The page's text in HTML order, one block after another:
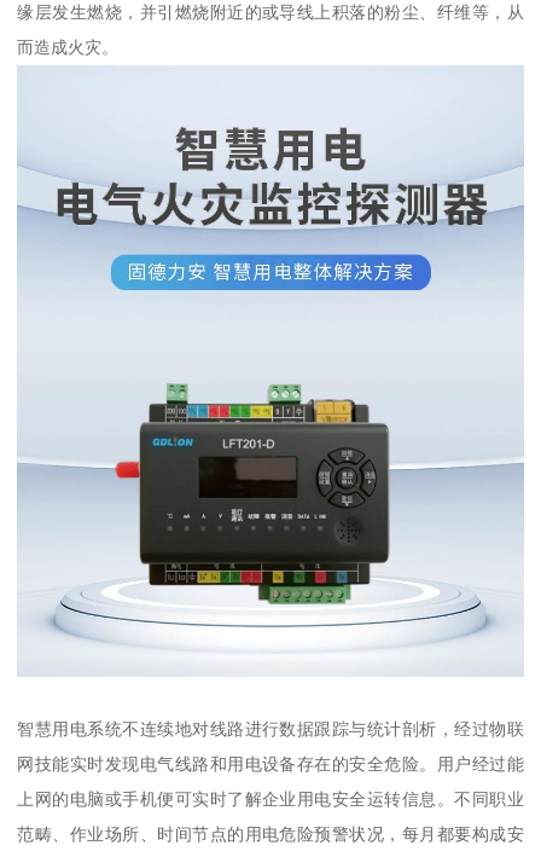
缘层发生燃烧，并引燃烧附近的或导线上积落的粉尘、纤维等，从
而造成火灾。
智慧用电系统不连续地对线路进行数据跟踪与统计剖析，经过物联
网技能实时发现电气线路和用电设备存在的安全危险。用户经过能
上网的电脑或手机便可实时了解企业用电安全运转信息。不同职业
范畴、作业场所、时间节点的用电危险预警状况，每月都要构成安